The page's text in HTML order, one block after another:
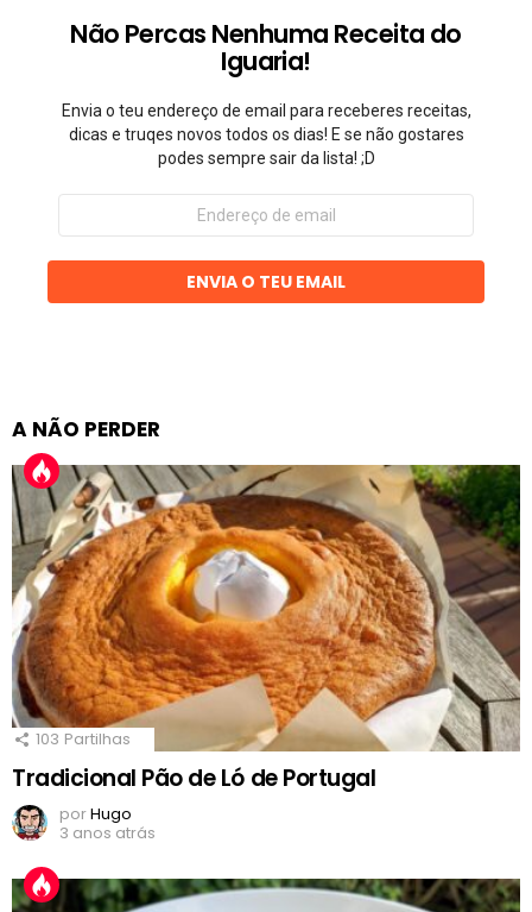
Não Percas Nenhuma Receita do
Iguaria!
Envia o teu endereço de email para receberes receitas,
dicas e truqes novos todos os dias! E se não gostares
podes sempre sair da lista! ;D
Endereço
email
ENVIA O TEU EMAIL
A NÃO PERDER
103 Partilhas
Tradicional Pão de Ló de Portugal
porHugo
3 anos atrás